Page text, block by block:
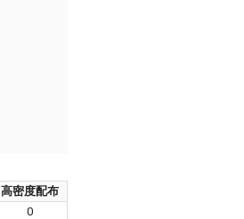
高密度配布
0